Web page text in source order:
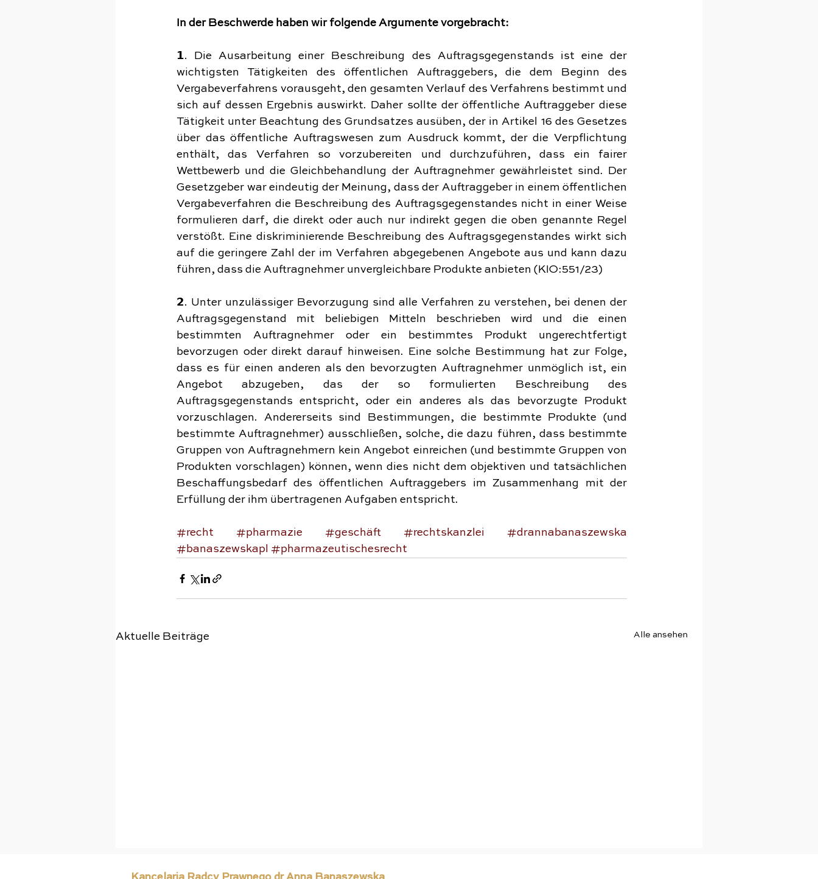
In der Beschwerde haben wir folgende Argumente vorgebracht:
𝟭. Die Ausarbeitung einer Beschreibung des Auftragsgegenstands ist eine der
wichtigsten Tätigkeiten des öffentlichen Auftraggebers, die dem Beginn des
Vergabeverfahrens vorausgeht, den gesamten Verlauf des Verfahrens bestimmt und
sich auf dessen Ergebnis auswirkt. Daher sollte der öffentliche Auftraggeber diese
Tätigkeit unter Beachtung des Grundsatzes ausüben, der in Artikel 16 des Gesetzes
über das öffentliche Auftragswesen zum Ausdruck kommt, der die Verpflichtung
enthält, das Verfahren so vorzubereiten und durchzuführen, dass ein fairer
Wettbewerb und die Gleichbehandlung der Auftragnehmer gewährleistet sind. Der
Gesetzgeber war eindeutig der Meinung, dass der Auftraggeber in einem öffentlichen
Vergabeverfahren die Beschreibung des Auftragsgegenstandes nicht in einer Weise
formulieren darf, die direkt oder auch nur indirekt gegen die oben genannte Regel
verstößt. Eine diskriminierende Beschreibung des Auftragsgegenstandes wirkt sich
auf die geringere Zahl der im Verfahren abgegebenen Angebote aus und kann dazu
führen, dass die Auftragnehmer unvergleichbare Produkte anbieten (KIO:551/23)
𝟮. Unter unzulässiger Bevorzugung sind alle Verfahren zu verstehen, bei denen der
Auftragsgegenstand mit beliebigen Mitteln beschrieben wird und die einen
bestimmten Auftragnehmer oder ein bestimmtes Produkt ungerechtfertigt
bevorzugen oder direkt darauf hinweisen. Eine solche Bestimmung hat zur Folge,
dass es für einen anderen als den bevorzugten Auftragnehmer unmöglich ist, ein
Angebot abzugeben, das der so formulierten Beschreibung des
Auftragsgegenstands entspricht, oder ein anderes als das bevorzugte Produkt
vorzuschlagen. Andererseits sind Bestimmungen, die bestimmte Produkte (und
bestimmte Auftragnehmer) ausschließen, solche, die dazu führen, dass bestimmte
Gruppen von Auftragnehmern kein Angebot einreichen (und bestimmte Gruppen von
Produkten vorschlagen) können, wenn dies nicht dem objektiven und tatsächlichen
Beschaffungsbedarf des öffentlichen Auftraggebers im Zusammenhang mit der
Erfüllung der ihm übertragenen Aufgaben entspricht.
#recht #pharmazie #geschäft #rechtskanzlei
#drannabanaszewska
#banaszewskapl #pharmazeutischesrecht
Aktuelle Beiträge Alle ansehen